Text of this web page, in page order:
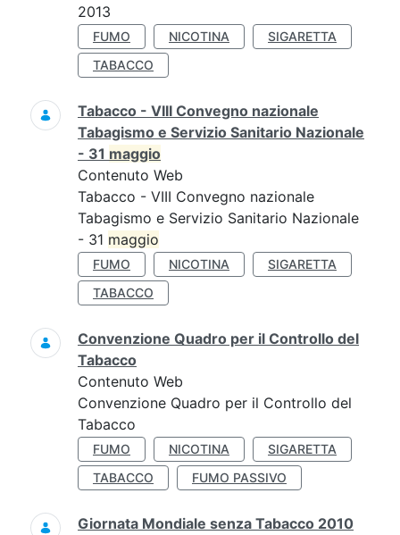
2013
FUMO NICOTINA
SIGARETTA
TABACCO
Tabacco - VIII Convegno nazionale
Tabagismo e Servizio Sanitario Nazionale
- 31 maggio
Contenuto Web
Tabacco - VIII Convegno nazionale
Tabagismo e Servizio Sanitario Nazionale
- 31 maggio
FUMO NICOTINA
SIGARETTA
TABACCO
Convenzione Quadro per il Controllo del
Tabacco
Contenuto Web
Convenzione Quadro per il Controllo del
Tabacco
FUMO NICOTINA
SIGARETTA
TABACCO
FUMO PASSIVO
Giornata Mondiale senza Tabacco 2010